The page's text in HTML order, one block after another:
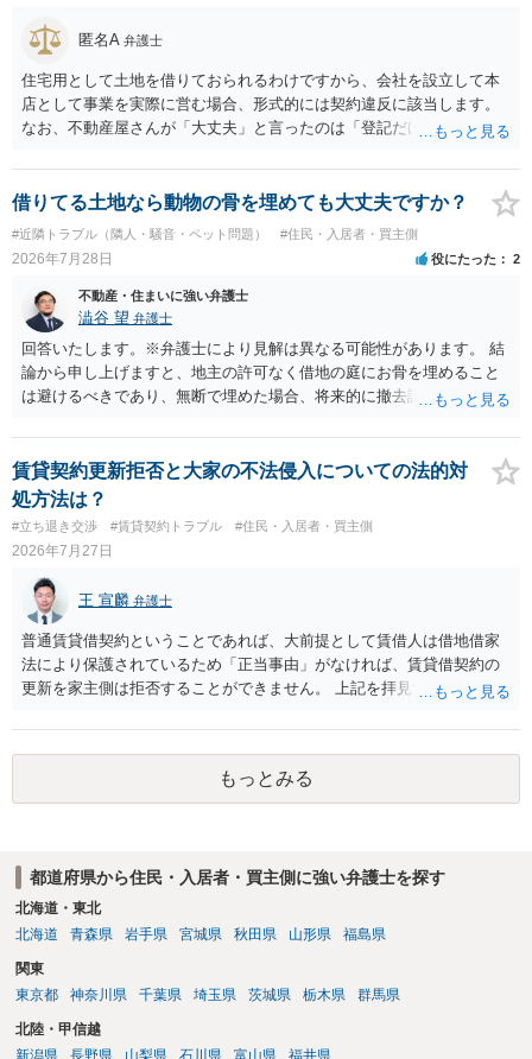
匿名A 弁護士
住宅用として土地を借りておられるわけですから、会社を設立して本
店として事業を実際に営む場合、形式的には契約違反に該当します。
なお、不動産屋さんが「大丈夫」と言ったのは「登記だけなら実務上
れますが、これは法的な保証ではありません。 ただ、解除まで認めら
れるかどうかについては信頼関係が破壊されたかどうかで判断されま
すので、建物を事務所・店舗用に大きく改築する等までなさらない限
り、リスクはそれほど大きくないかもしれません。 しかしそれでも、
大家さんが契約違反を口実に、将来の更新時に更新料の上乗せを要求
したり、立ち退きを迫る材料に使ったりする可能性は否定できませ
ん。
借りてる土地なら動物の骨を埋めても大丈夫ですか？
#近隣トラブル（隣人・騒音・ペット問題） #住民・入居者・買主側
2026年7月28日 役にたった 2
不動産・住まいに強い弁護士
澁谷 望 弁護士
回答いたします。※弁護士により見解は異なる可能性があります。 結
論から申し上げますと、地主の許可なく借地の庭にお骨を埋めること
は避けるべきであり、無断で埋めた場合、将来的に撤去請求や退去時
上、自分のペットの遺骨を埋める行為自体は墓地埋葬法違反や不法投
棄には該当しないため、犯罪になるわけではありません。しかし、建
物の所有者は質問者様であっても、土地の所有権はあくまで地主にあ
ります。そのため、地主に無断でお骨を埋める行為は、他人の所有権
を侵害する行為や、借地人としての善管注意義務違反とみなされる可
能性が高いのが私見です。 どうしてもお近くで供養されたい場合は、
事前に地主へ相談して許可を得るか、土地に直接埋めずに大きめの鉢
植え等で供養する「プランター葬」や、ペット霊園等への納骨を検討
されるのが確実かと思います。
賃貸契約更新拒否と大家の不法侵入についての法的対
処方法は？
#立ち退き交渉 #賃貸契約トラブル #住民・入居者・買主側
2026年7月27日
王 宣麟 弁護士
普通賃貸借契約ということであれば、大前提として賃借人は借地借家
法により保護されているため「正当事由」がなければ、賃貸借契約の
更新を家主側は拒否することができません。 上記を拝見する限り、通
定期確認させてもらないこと」が直ちに正当事由に当たるとは思えま
せんので、更新拒絶を拒否される方向性でよろしいかと存じます。 そ
の交渉の中で、一定の金銭をもらえれば退去には応じる旨交渉をして
みるのはいかがでしょうか。 過去に賃借人の許可なく無断で賃貸人が
のも一つでしょう。
もっとみる
都道府県から住民・入居者・買主側に強い弁護士を探す
北海道・東北
北海道
青森県 岩手県 宮城県 秋田県 山形県 福島県
関東
東京都
神奈川県 千葉県 埼玉県 茨城県 栃木県 群馬県
北陸・甲信越